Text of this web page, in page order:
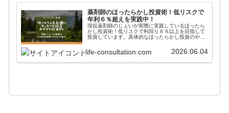
薬剤師のほったらかし投資術！低リスクで
年利６％超えを実践中！
現役薬剤師のじぇいが実際に実践しているほったら
かし投資術！低リスクで利回り６％以上を目指して
投資しています。具体的なほったらかし投資のやり
j-life-consultation.com 2026.06.04